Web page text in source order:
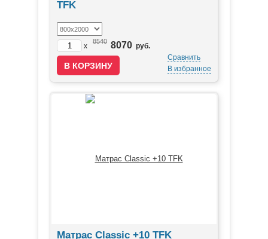
TFK
x
8540 8070 руб.
Сравнить
В избранное
Матрас Classic +10 TFK